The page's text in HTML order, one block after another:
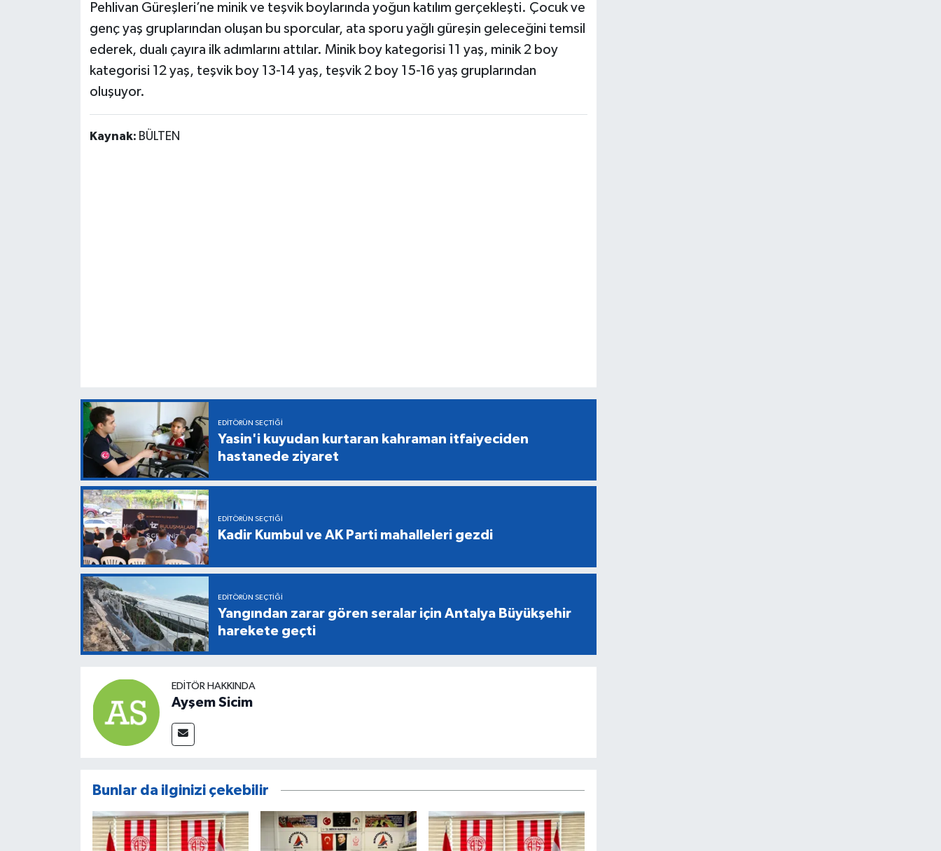
Pehlivan Güreşleri’ne minik ve teşvik boylarında yoğun katılım gerçekleşti. Çocuk ve
genç yaş gruplarından oluşan bu sporcular, ata sporu yağlı güreşin geleceğini temsil
ederek, dualı çayıra ilk adımlarını attılar. Minik boy kategorisi 11 yaş, minik 2 boy
kategorisi 12 yaş, teşvik boy 13-14 yaş, teşvik 2 boy 15-16 yaş gruplarından
oluşuyor.
Kaynak: BÜLTEN
EDITÖRÜN SEÇTIĞI
Yasin'i kuyudan kurtaran kahraman itfaiyeciden
hastanede ziyaret
EDITÖRÜN SEÇTIĞI
Kadir Kumbul ve AK Parti mahalleleri gezdi
EDITÖRÜN SEÇTIĞI
Yangından zarar gören seralar için Antalya Büyükşehir
harekete geçti
EDITÖR HAKKINDA
Ayşem Sicim
Bunlar da ilginizi çekebilir